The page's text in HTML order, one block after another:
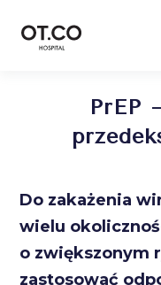
PrEP
Do zakażenia
wielu
o zwiększonym
zastosować